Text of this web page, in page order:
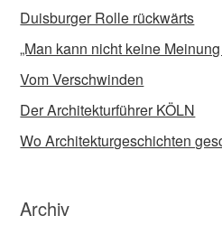
Duisburger Rolle rückwärts
„Man kann nicht keine
Vom Verschwinden
Der Architekturführer KÖLN
Wo Architekturgeschichten
Archiv